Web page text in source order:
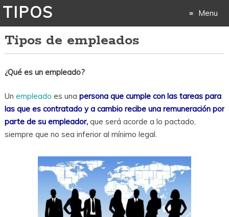
TIPOS Menu
Tipos de empleados
¿Qué es un empleado?
Un empleado es una persona que cumple con las tareas para
las que es contratado y a cambio recibe una remuneración por
parte de su empleador,que será acorde a lo pactado,
siempre que no sea inferior al mínimo legal.